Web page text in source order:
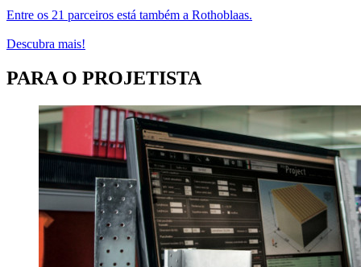
Entre os 21 parceiros está também a Rothoblaas.
Descubra mais!
PARA O PROJETISTA